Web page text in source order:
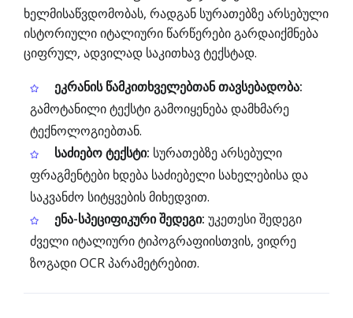
ხელმისაწვდომობას, რადგან სურათებზე არსებული
ისტორიული იტალიური წარწერები გარდაიქმნება
ციფრულ, ადვილად საკითხავ ტექსტად.
ეკრანის წამკითხველებთან თავსებადობა:
გამოტანილი ტექსტი გამოიყენება დამხმარე
ტექნოლოგიებთან.
საძიებო ტექსტი: სურათებზე არსებული
ფრაგმენტები ხდება საძიებელი სახელებისა და
საკვანძო სიტყვების მიხედვით.
ენა-სპეციფიკური შედეგი: უკეთესი შედეგი
ძველი იტალიური ტიპოგრაფიისთვის, ვიდრე
ზოგადი OCR პარამეტრებით.